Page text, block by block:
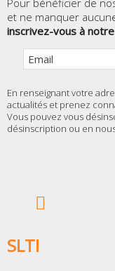
Pour bénéficier de
et ne manquer
inscrivez-vous à
En renseignant votre
actualités et prenez
Vous pouvez vous
désinscription ou en
SLTI